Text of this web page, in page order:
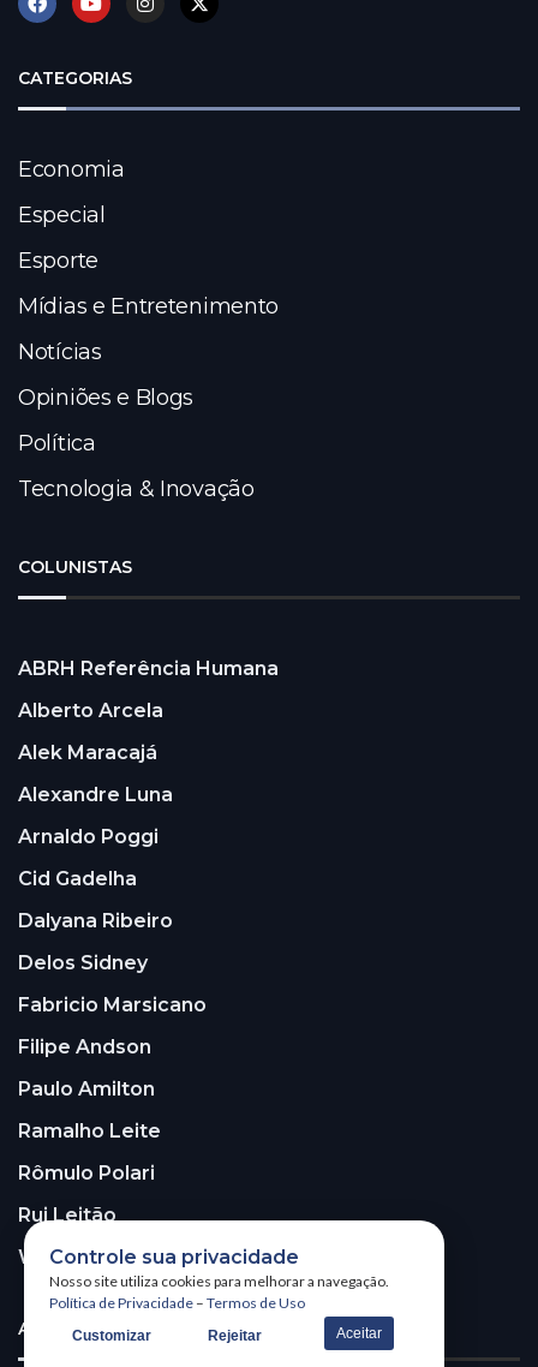
CATEGORIAS
Economia
Especial
Esporte
Mídias e Entretenimento
Notícias
Opiniões e Blogs
Política
Tecnologia & Inovação
COLUNISTAS
ABRH Referência Humana
Alberto Arcela
Alek Maracajá
Alexandre Luna
Arnaldo Poggi
Cid Gadelha
Dalyana Ribeiro
Delos Sidney
Fabricio Marsicano
Filipe Andson
Paulo Amilton
Ramalho Leite
Rômulo Polari
Rui Leitão
Walter Santos
ASSINE A NOSSA NEWSLETTER!
Controle sua privacidade
Nosso site utiliza cookies para melhorar a navegação.
Política de Privacidade – Termos de Uso
Customizar Rejeitar Aceitar